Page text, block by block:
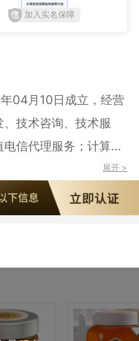
加入实名保障
04月10日成立，经营
技术咨询、技术服
信代理服务；计算机
和存储服务；网络工
子产品、通信设备、
备、监控设备、安防
仪表、电子设备销
展开 >